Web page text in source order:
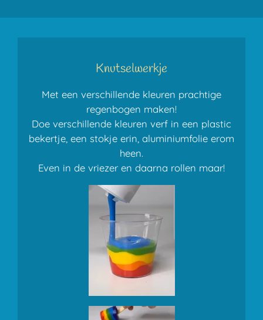
Knutselwerkje
Met een verschillende kleuren prachtige
regenbogen maken!
Doe verschillende kleuren verf in een plastic
bekertje, een stokje erin, aluminiumfolie erom
heen.
Even in de vriezer en daarna rollen maar!